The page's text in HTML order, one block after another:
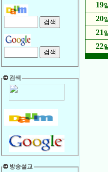
검색
방송설교
19
20
21
22